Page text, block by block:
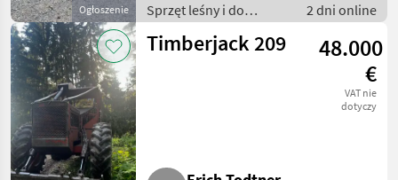
Ogłoszenie
Sprzęt leśny i do
obróbki drewna / Inny
sprzęt leśny i do
2 dni online
Timberjack 209
48.000
€
VAT nie
dotyczy